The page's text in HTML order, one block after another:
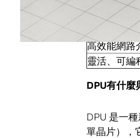
根據行業
高效能網路
靈活、可編
DPU有什麼
DPU 是一
單晶片），